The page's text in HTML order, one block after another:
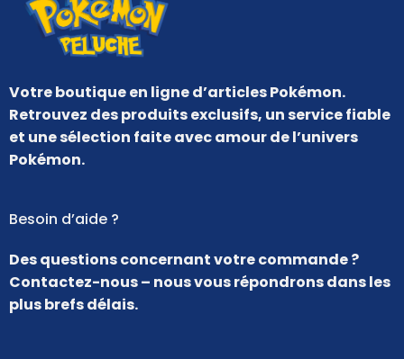
Votre boutique en ligne d’articles Pokémon.
Retrouvez des produits exclusifs, un service fiable
et une sélection faite avec amour de l’univers
Pokémon.
Besoin d’aide ?
Des questions concernant votre commande ?
Contactez-nous – nous vous répondrons dans les
plus brefs délais.